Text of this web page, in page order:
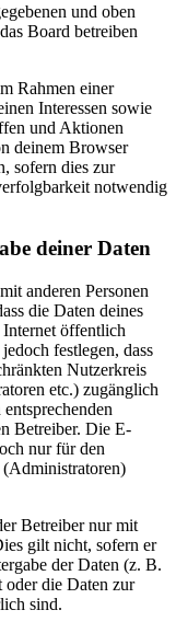
und oben
Board betreiben
Rahmen einer
Interessen sowie
und Aktionen
deinem Browser
sofern dies zur
notwendig
deiner Daten
anderen Personen
die Daten deines
öffentlich
festlegen, dass
Nutzerkreis
etc.) zugänglich
Betreiber. Die E-
nur für den
(Administratoren)
Betreiber nur mit
gilt nicht, sofern er
der Daten (z. B.
oder die Daten zur
sind.